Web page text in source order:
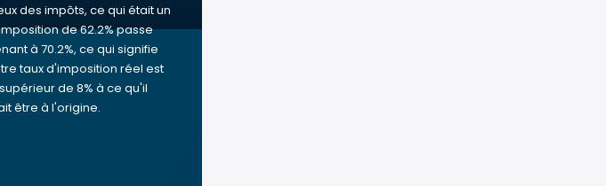
des impôts, ce qui était un
de 62.2% passe
à 70.2%, ce qui signifie
taux d'imposition réel est
de 8% à ce qu'il
être à l'origine.